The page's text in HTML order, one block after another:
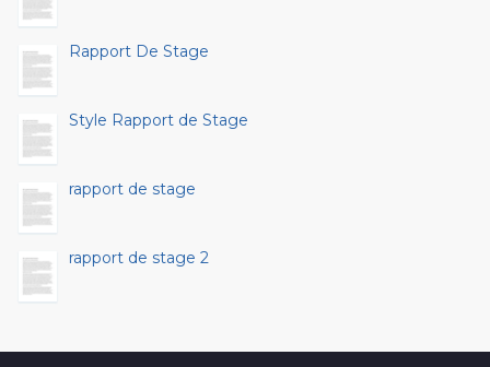
Rapport De Stage
Style Rapport de Stage
rapport de stage
rapport de stage 2